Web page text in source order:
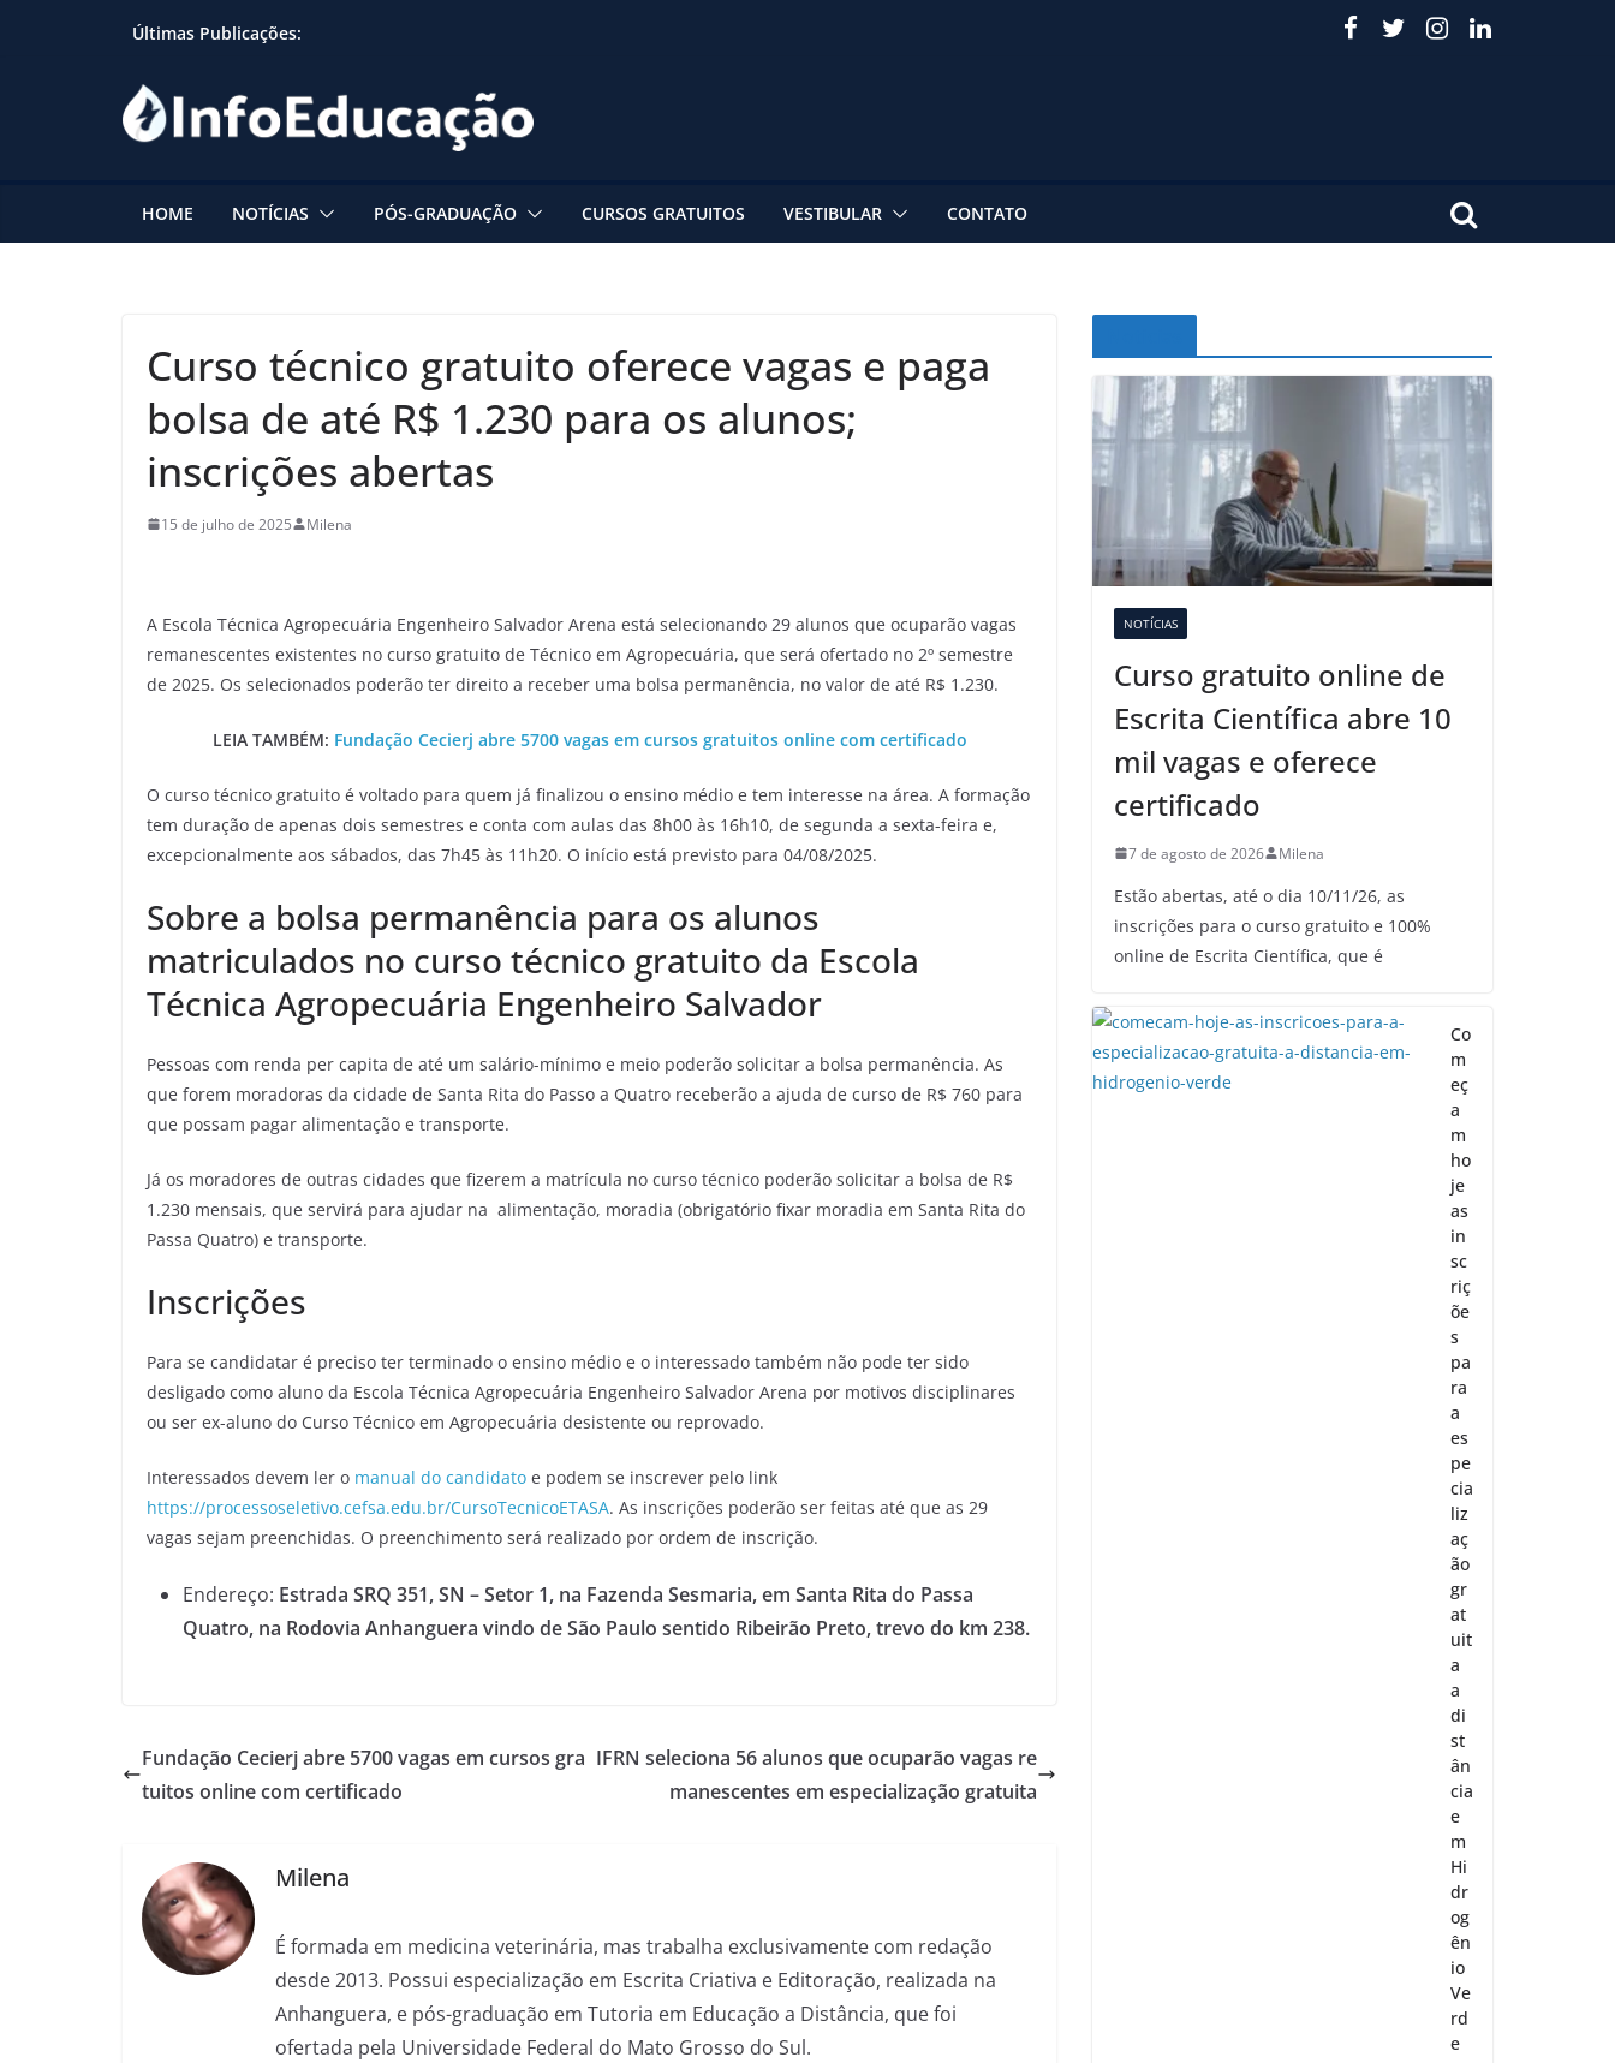
Últimas Publicações:
HOME NOTÍCIAS PÓS-GRADUAÇÃO CURSOS GRATUITOS VESTIBULAR CONTATO
Curso técnico gratuito oferece vagas e paga
bolsa de até R$ 1.230 para os alunos;
inscrições abertas
15 de julho de 2025 Milena
A Escola Técnica Agropecuária Engenheiro Salvador Arena está selecionando 29 alunos que ocuparão vagas
remanescentes existentes no curso gratuito de Técnico em Agropecuária, que será ofertado no 2º semestre
de 2025. Os selecionados poderão ter direito a receber uma bolsa permanência, no valor de até R$ 1.230.
LEIA TAMBÉM: Fundação Cecierj abre 5700 vagas em cursos gratuitos online com certificado
O curso técnico gratuito é voltado para quem já finalizou o ensino médio e tem interesse na área. A formação
tem duração de apenas dois semestres e conta com aulas das 8h00 às 16h10, de segunda a sexta-feira e,
excepcionalmente aos sábados, das 7h45 às 11h20. O início está previsto para 04/08/2025.
Sobre a bolsa permanência para os alunos
matriculados no curso técnico gratuito da Escola
Técnica Agropecuária Engenheiro Salvador
Pessoas com renda per capita de até um salário-mínimo e meio poderão solicitar a bolsa permanência. As
que forem moradoras da cidade de Santa Rita do Passo a Quatro receberão a ajuda de curso de R$ 760 para
que possam pagar alimentação e transporte.
Já os moradores de outras cidades que fizerem a matrícula no curso técnico poderão solicitar a bolsa de R$
1.230 mensais, que servirá para ajudar na alimentação, moradia (obrigatório fixar moradia em Santa Rita do
Passa Quatro) e transporte.
Inscrições
Para se candidatar é preciso ter terminado o ensino médio e o interessado também não pode ter sido
desligado como aluno da Escola Técnica Agropecuária Engenheiro Salvador Arena por motivos disciplinares
ou ser ex-aluno do Curso Técnico em Agropecuária desistente ou reprovado.
Interessados devem ler o manual do candidato e podem se inscrever pelo link
https://processoseletivo.cefsa.edu.br/CursoTecnicoETASA. As inscrições poderão ser feitas até que as 29
vagas sejam preenchidas. O preenchimento será realizado por ordem de inscrição.
Endereço: Estrada SRQ 351, SN – Setor 1, na Fazenda Sesmaria, em Santa Rita do Passa
Quatro, na Rodovia Anhanguera vindo de São Paulo sentido Ribeirão Preto, trevo do km 238.
Fundação Cecierj abre 5700 vagas em cursos gra
tuitos online com certificado
IFRN seleciona 56 alunos que ocuparão vagas re
manescentes em especialização gratuita
Milena
É formada em medicina veterinária, mas trabalha exclusivamente com redação
desde 2013. Possui especialização em Escrita Criativa e Editoração, realizada na
Anhanguera, e pós-graduação em Tutoria em Educação a Distância, que foi
ofertada pela Universidade Federal do Mato Grosso do Sul.
NOTÍCIAS
Curso gratuito online de
Escrita Científica abre 10
mil vagas e oferece
certificado
7 de agosto de 2026 Milena
Estão abertas, até o dia 10/11/26, as
inscrições para o curso gratuito e 100%
online de Escrita Científica, que é
Co
m
eç
a
m
ho
je
as
in
sc
riç
õe
s
pa
ra
a
es
pe
cia
liz
aç
ão
gr
at
uit
a
a
di
st
ân
cia
e
m
Hi
dr
og
ên
io
Ve
rd
e